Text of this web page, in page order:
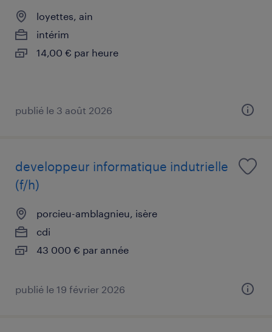
loyettes, ain
intérim
14,00 € par heure
publié le 3 août 2026
developpeur informatique indutrielle
(f/h)
porcieu-amblagnieu, isère
cdi
43 000 € par année
publié le 19 février 2026